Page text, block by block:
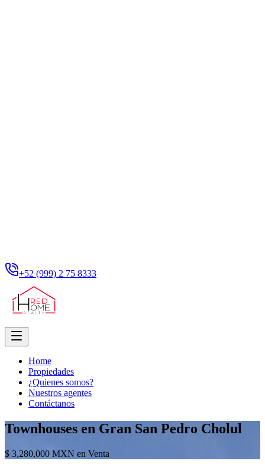
+52 (999) 2 75 8333
Home
Propiedades
¿Quienes somos?
Nuestros agentes
Contáctanos
Townhouses en Gran San Pedro Cholul
$ 3,280,000 MXN en Venta